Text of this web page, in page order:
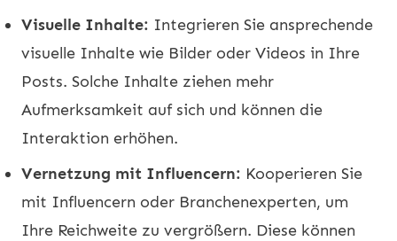
Visuelle Inhalte: Integrieren Sie ansprechende
visuelle Inhalte wie Bilder oder Videos in Ihre
Posts. Solche Inhalte ziehen mehr
Aufmerksamkeit auf sich und können die
Interaktion erhöhen.
Vernetzung mit Influencern: Kooperieren Sie
mit Influencern oder Branchenexperten, um
Ihre Reichweite zu vergrößern. Diese können